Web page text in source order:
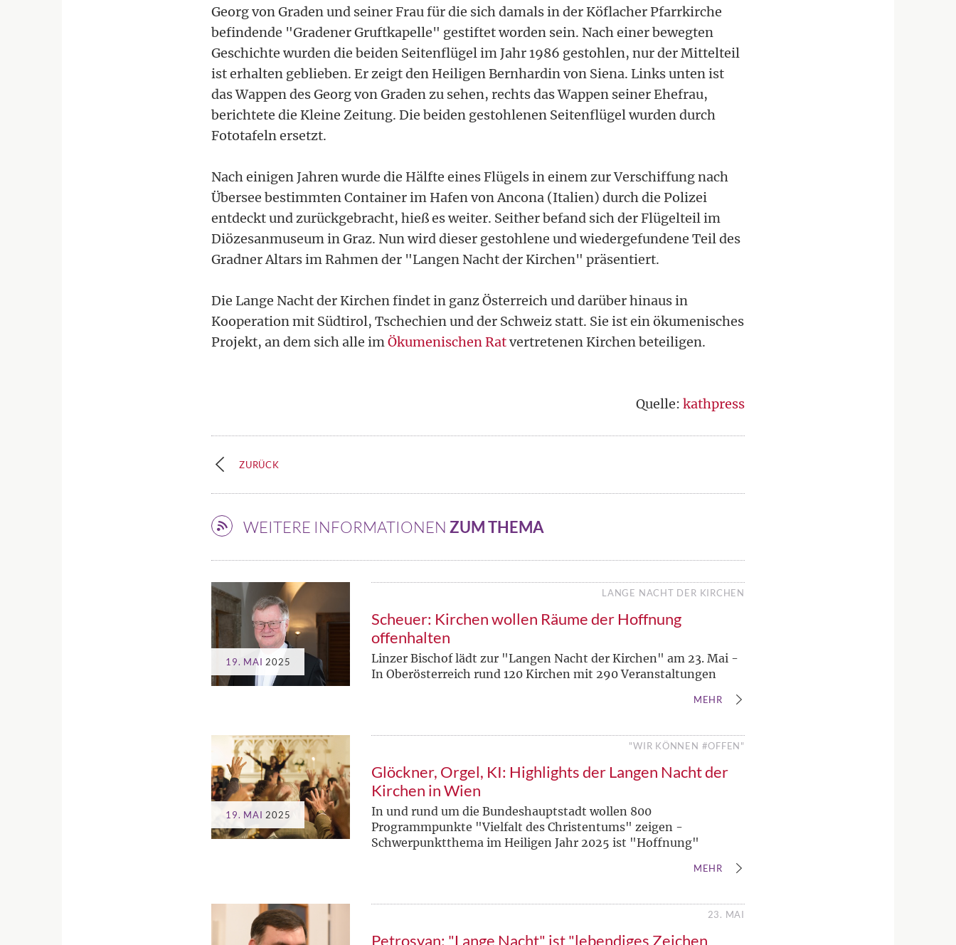
Georg von Graden und seiner Frau für die sich damals in der Köflacher Pfarrkirche
befindende "Gradener Gruftkapelle" gestiftet worden sein. Nach einer bewegten
Geschichte wurden die beiden Seitenflügel im Jahr 1986 gestohlen, nur der Mittelteil
ist erhalten geblieben. Er zeigt den Heiligen Bernhardin von Siena. Links unten ist
das Wappen des Georg von Graden zu sehen, rechts das Wappen seiner Ehefrau,
berichtete die Kleine Zeitung. Die beiden gestohlenen Seitenflügel wurden durch
Fototafeln ersetzt.
Nach einigen Jahren wurde die Hälfte eines Flügels in einem zur Verschiffung nach
Übersee bestimmten Container im Hafen von Ancona (Italien) durch die Polizei
entdeckt und zurückgebracht, hieß es weiter. Seither befand sich der Flügelteil im
Diözesanmuseum in Graz. Nun wird dieser gestohlene und wiedergefundene Teil des
Gradner Altars im Rahmen der "Langen Nacht der Kirchen" präsentiert.
Die Lange Nacht der Kirchen findet in ganz Österreich und darüber hinaus in
Kooperation mit Südtirol, Tschechien und der Schweiz statt. Sie ist ein ökumenisches
Projekt, an dem sich alle imÖkumenischen Ratvertretenen Kirchen beteiligen.
Quelle: kathpress
ZURÜCK
WEITERE INFORMATIONEN ZUM THEMA
19. MAI 2025
LANGE NACHT DER KIRCHEN
Scheuer: Kirchen wollen Räume der Hoffnung
offenhalten
Linzer Bischof lädt zur "Langen Nacht der Kirchen" am 23. Mai -
In Oberösterreich rund 120 Kirchen mit 290 Veranstaltungen
MEHR
19. MAI 2025
"WIR KÖNNEN #OFFEN"
Glöckner, Orgel, KI: Highlights der Langen Nacht der
Kirchen in Wien
In und rund um die Bundeshauptstadt wollen 800
Programmpunkte "Vielfalt des Christentums" zeigen -
Schwerpunktthema im Heiligen Jahr 2025 ist "Hoffnung"
MEHR
23. MAI
Petrosyan: "Lange Nacht" ist "lebendiges Zeichen